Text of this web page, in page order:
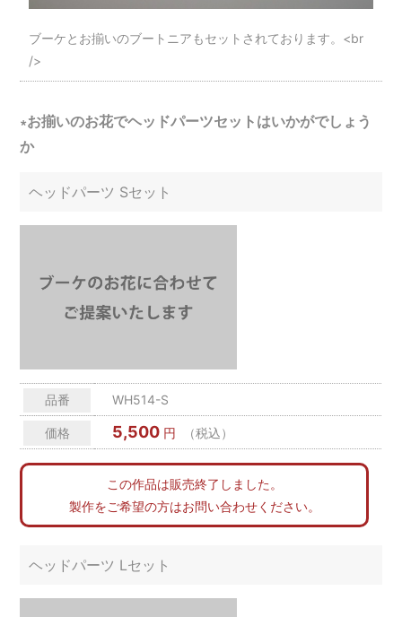
ブーケとお揃いのブートニアもセットされております。<br
/>
∗お揃いのお花でヘッドパーツセットはいかがでしょう
か
ヘッドパーツ Sセット
品番 WH514-S
価格 5,500 円 （税込）
この作品は販売終了しました。
製作をご希望の方はお問い合わせください。
ヘッドパーツ Lセット